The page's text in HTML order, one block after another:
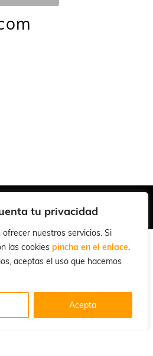
tu privacidad
nuestros servicios. Si
las cookies pincha en el enlace.
aceptas el uso que hacemos
Acepta
Cuchillalia.com